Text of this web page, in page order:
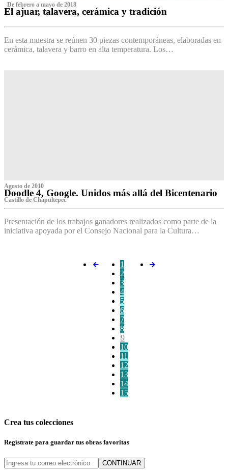
‌ De febrero a mayo de 2018
El ajuar, talavera, cerámica y tradición
En esta muestra se reúnen 30 piezas contemporáneas, elaboradas en
cerámica, talavera y barro en alta temperatura. Los…
Agosto de 2010
Doodle 4, Google. Unidos más allá del Bicentenario
Castillo de Chapultepec
Presentación de los trabajos ganadores realizados como parte de la
iniciativa apoyada por el Consejo Nacional para la Cultura…
1
2
3
4
5
6
7
8
9
10
11
12
13
14
15
Crea tus colecciones
Regístrate para guardar tus obras favoritas
CONTINUAR